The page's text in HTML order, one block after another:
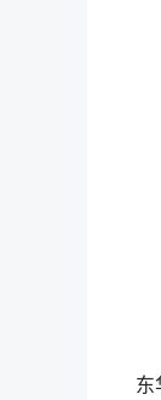
东